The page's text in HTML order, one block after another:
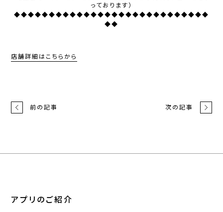
っております）
◆◆◆◆◆◆◆◆◆◆◆◆◆◆◆◆◆◆◆◆◆◆◆◆◆◆◆◆
◆◆
店舗詳細はこちらから
前の記事 次の記事
アプリのご紹介